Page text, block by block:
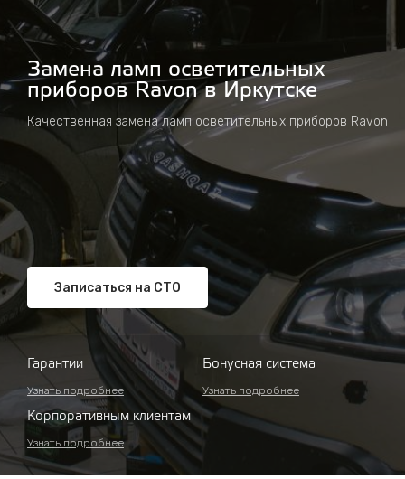
Замена ламп осветительных
приборов Ravon в Иркутске
Качественная замена ламп осветительных приборов Ravon
Записаться на СТО
Гарантии
Узнать подробнее
Бонусная система
Узнать подробнее
Корпоративным клиентам
Узнать подробнее